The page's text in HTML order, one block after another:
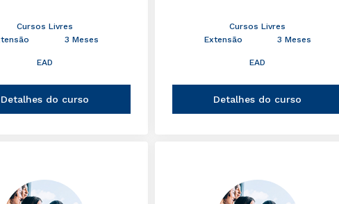
Cursos Livres
3 Meses
EAD
Detalhes do curso
Cursos Livres
Extensão
3 Meses
EAD
Detalhes do curso